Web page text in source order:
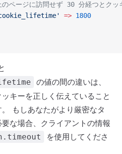
ページに訪問せず 30 分経つとクッ
=> 1800
の値の間の違いは、
キーを正しく伝えていること
もしあなたがより厳密なタ
な場合、クライアントの情報
を使用してくださ